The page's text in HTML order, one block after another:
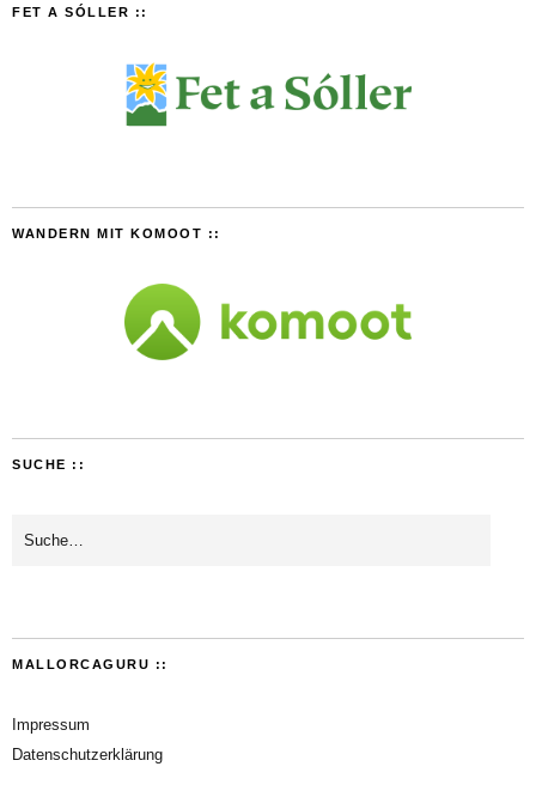
FET A SÓLLER ::
WANDERN MIT KOMOOT ::
SUCHE ::
MALLORCAGURU ::
Impressum
Datenschutzerklärung